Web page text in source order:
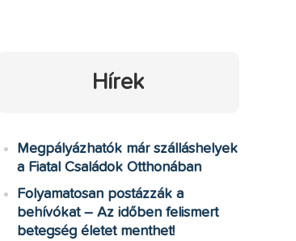
Hírek
Megpályázhatók már szálláshelyek
a Fiatal Családok Otthonában
Folyamatosan postázzák a
behívókat – Az időben felismert
betegség életet menthet!